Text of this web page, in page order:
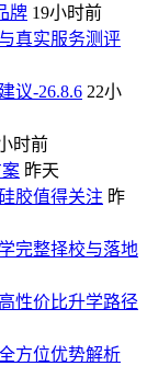
牌 19小时前
真实服务测评
议-26.8.6 22小
时前
昨天
胶值得关注 昨
完整择校与落地
性价比升学路径
方位优势解析